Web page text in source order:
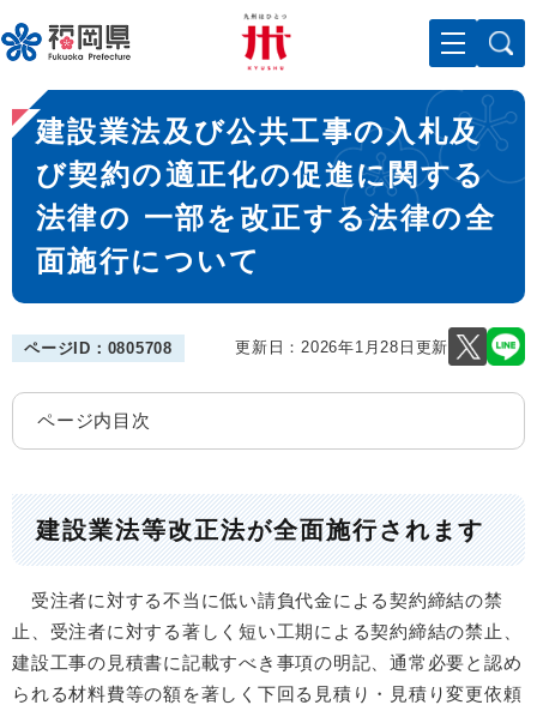
ー
ジ
先
頭
メニューを飛ばして本文へ
本
文
建設業法及び公共工事の入札及
び契約の適正化の促進に関する
法律の 一部を改正する法律の全
面施行について
ページID：0805708 更新日：2026年1月28日更新
ページ内目次
建設業法等改正法が全面施行されます
受注者に対する不当に低い請負代金による契約締結の禁
止、受注者に対する著しく短い工期による契約締結の禁止、
建設工事の見積書に記載すべき事項の明記、通常必要と認め
られる材料費等の額を著しく下回る見積り・見積り変更依頼